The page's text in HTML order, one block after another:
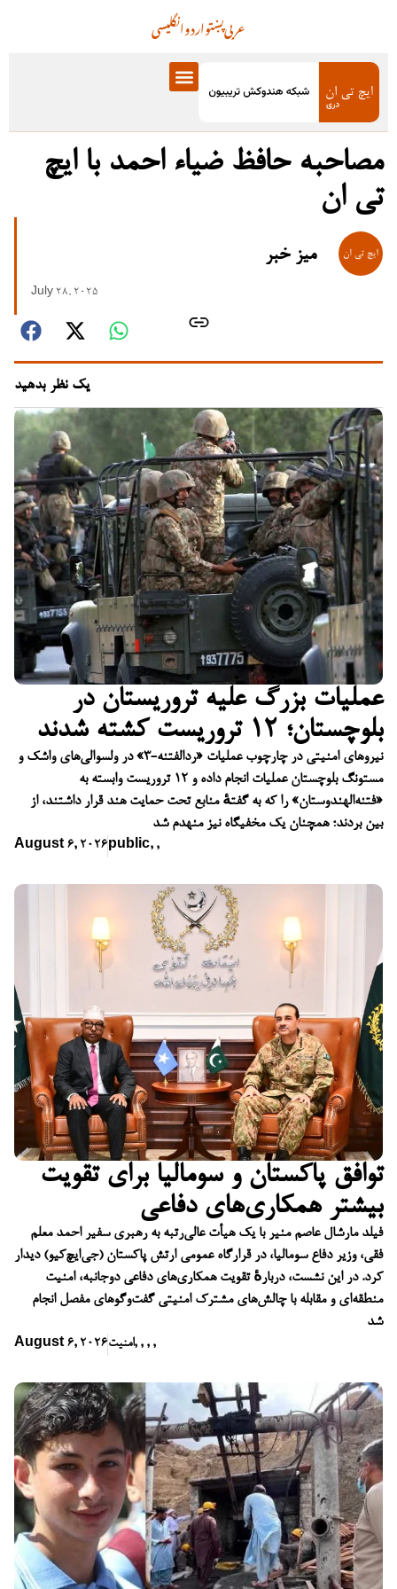
انگلیسیاردوپښتوعربی
عملیات بزرگ علیه تروریستان در
بلوچستان؛ ۱۲ تروریست کشته شدند
نیروهای امنیتی در چارچوب عملیات «ردالفتنه-۳» در ولسوالی‌های واشک و
مستونگ بلوچستان عملیات انجام داده و ۱۲ تروریست وابسته به
«فتنه‌الهندوستان» را که به گفتهٔ منابع تحت حمایت هند قرار داشتند، از
بین بردند؛ همچنان یک مخفیگاه نیز منهدم شد
August 6, 2026 public, ,
توافق پاکستان و سومالیا برای تقویت
بیشتر همکاری‌های دفاعی
فیلد مارشال عاصم منیر با یک هیأت عالی‌رتبه به رهبری سفیر احمد معلم
فقی، وزیر دفاع سومالیا، در قرارگاه عمومی ارتش پاکستان (جی‌ایچ‌کیو) دیدار
کرد. در این نشست، دربارهٔ تقویت همکاری‌های دفاعی دوجانبه، امنیت
منطقه‌ای و مقابله با چالش‌های مشترک امنیتی گفت‌وگوهای مفصل انجام
شد
August 6, 2026امنیت, , , ,
مصاحبه حافظ ضیاء احمد با ایچ
تی ان
میز خبر
July 28, 2025
یک نظر بدهید